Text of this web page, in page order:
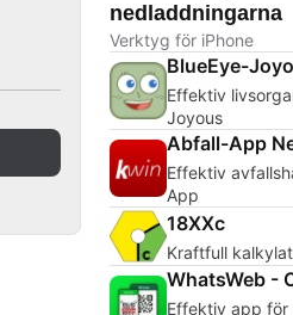
nedladdningarna
Verktyg för iPhone
BlueEye-
Effektiv
Joyous
Abfall-App
Effektiv
App
18XXc
Kraftfull
WhatsWeb -
Effektiv app för